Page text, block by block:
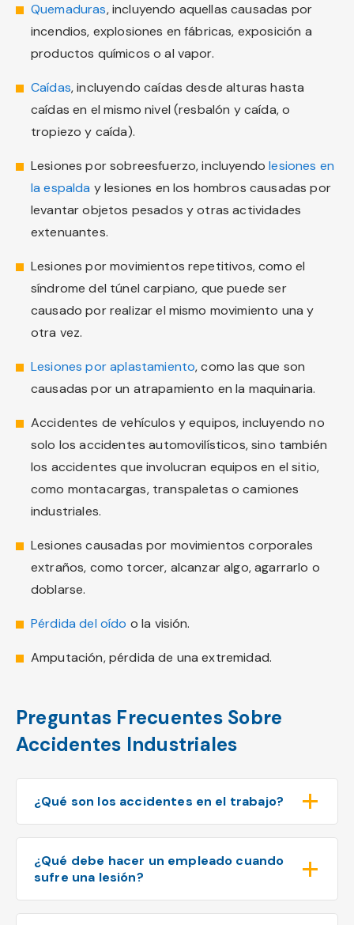
Quemaduras, incluyendo aquellas causadas por
incendios, explosiones en fábricas, exposición a
productos químicos o al vapor.
Caídas, incluyendo caídas desde alturas hasta
caídas en el mismo nivel (resbalón y caída, o
tropiezo y caída).
Lesiones por sobreesfuerzo, incluyendolesiones en
la espalda y lesiones en los hombros causadas por
levantar objetos pesados y otras actividades
extenuantes.
Lesiones por movimientos repetitivos, como el
síndrome del túnel carpiano, que puede ser
causado por realizar el mismo movimiento una y
otra vez.
Lesiones por aplastamiento, como las que son
causadas por un atrapamiento en la maquinaria.
Accidentes de vehículos y equipos, incluyendo no
solo los accidentes automovilísticos, sino también
los accidentes que involucran equipos en el sitio,
como montacargas, transpaletas o camiones
industriales.
Lesiones causadas por movimientos corporales
extraños, como torcer, alcanzar algo, agarrarlo o
doblarse.
Pérdida del oído o la visión.
Amputación, pérdida de una extremidad.
Preguntas Frecuentes Sobre
Accidentes Industriales
¿Qué son los accidentes en el trabajo?
¿Qué debe hacer un empleado cuando
sufre una lesión?